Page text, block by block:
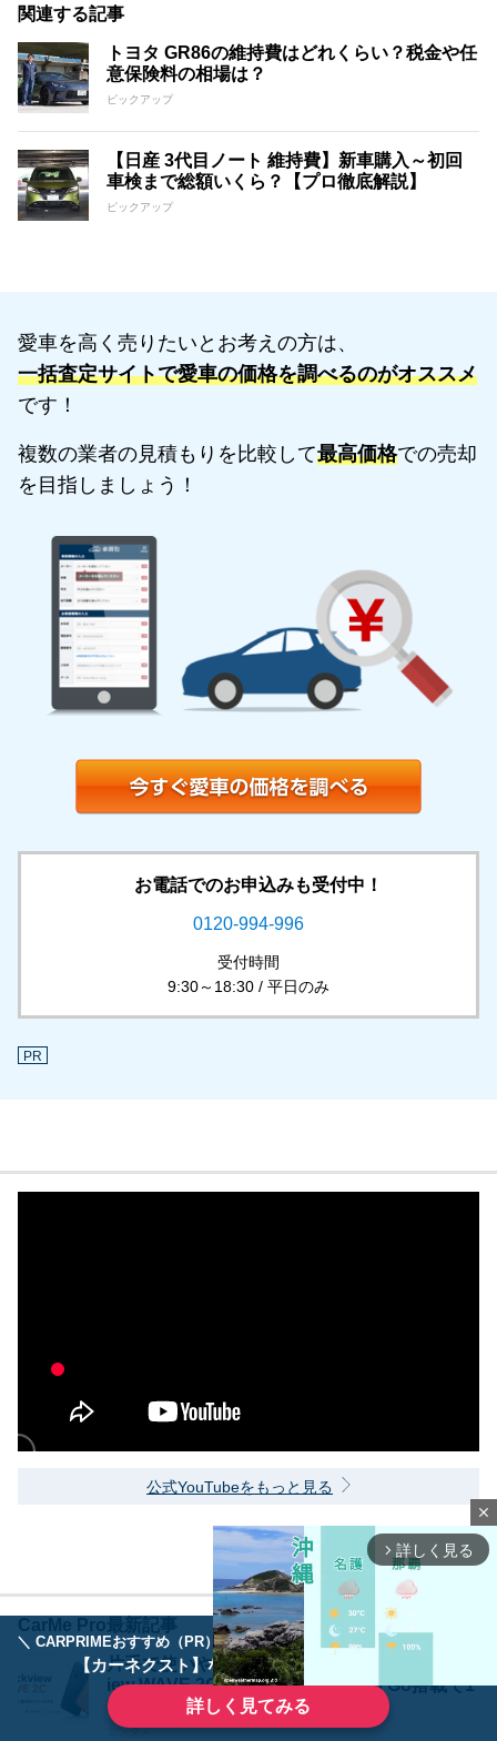
＼ CARPRIMEおすすめ（PR） ／ディーラーで手放すのはもったいない！
【カーネクスト】ならどんなクルマも高価買取
詳しく見てみる
関連する記事
トヨタ GR86の維持費はどれくらい？税金や任
意保険料の相場は？
ピックアップ
【日産 3代目ノート 維持費】新車購入～初回
車検まで総額いくら？【プロ徹底解説】
ピックアップ
愛車を高く売りたいとお考えの方は、
一括査定サイトで愛車の価格を調べるのがオススメ
です！
複数の業者の見積もりを比較して最高価格での売却
を目指しましょう！
お電話でのお申込みも受付中！
0120-994-996
受付時間
9:30～18:30 / 平日のみ
PR
公式YouTubeをもっと見る
CarMe Pro最新記事
片手で使いやすい5インチ小型スマホ「Blackv
iew WAVE 2C」登場！Android 16 Go搭載で1
3,400円
close
arrow_forward_ios 詳しく見る